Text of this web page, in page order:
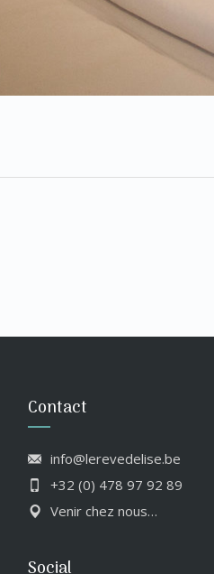
Contact
info@lerevedelise.be
+32 (0) 478 97 92 89
Venir chez nous…